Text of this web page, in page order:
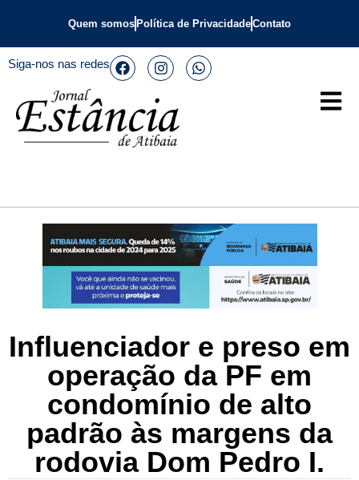
Quem somos Política de PrivacidadeContato
Siga-nos nas redes
Influenciador e preso em
operação da PF em
condomínio de alto
padrão às margens da
rodovia Dom Pedro I.